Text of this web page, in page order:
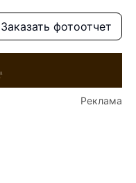
Заказать фотоотчет
Реклама